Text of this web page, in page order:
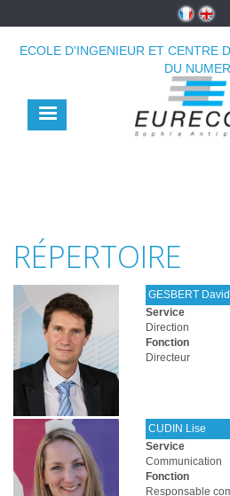
principal
ECOLE D'INGENIEUR ET CENTRE
DU
RÉPERTOIRE
GESBERT David
Service
Direction
Fonction
Directeur
CUDIN Lise
Service
Communication
Fonction
Responsable